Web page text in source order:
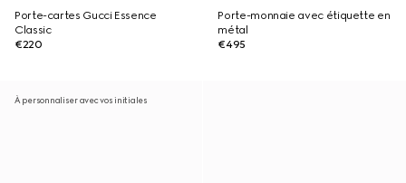
Porte-cartes Gucci Essence
Classic
€220
Porte-monnaie avec étiquette en
métal
€495
À personnaliser avec vos initiales